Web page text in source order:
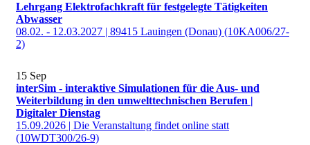
Lehrgang Elektrofachkraft für festgelegte Tätigkeiten
Abwasser
08.02. - 12.03.2027 | 89415 Lauingen (Donau) (10KA006/27-
2)
15 Sep
interSim - interaktive Simulationen für die Aus- und
Weiterbildung in den umwelttechnischen Berufen |
Digitaler Dienstag
15.09.2026 | Die Veranstaltung findet online statt
(10WDT300/26-9)